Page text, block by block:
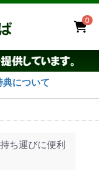
0
について
ち運びに便利